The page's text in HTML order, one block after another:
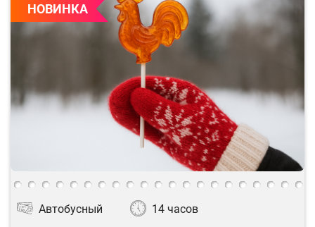
НОВИНКА
Автобусный 14 часов